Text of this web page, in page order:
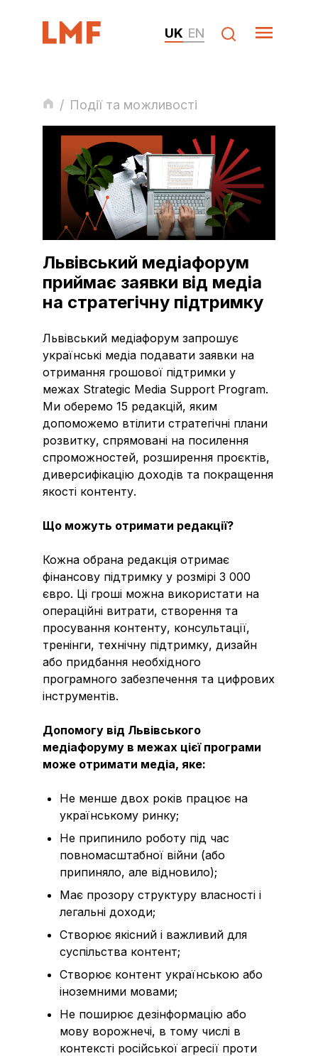
UK EN
/ Події та можливості
Львівський медіафорум
приймає заявки від медіа
на стратегічну підтримку
Львівський медіафорум запрошує
українські медіа подавати заявки на
отримання грошової підтримки у
межах Strategic Media Support Program.
Ми оберемо 15 редакцій, яким
допоможемо втілити стратегічні плани
розвитку, спрямовані на посилення
спроможностей, розширення проєктів,
диверсифікацію доходів та покращення
якості контенту.
Що можуть отримати редакції?
Кожна обрана редакція отримає
фінансову підтримку у розмірі 3 000
євро. Ці гроші можна використати на
операційні витрати, створення та
просування контенту, консультації,
тренінги, технічну підтримку, дизайн
або придбання необхідного
програмного забезпечення та цифрових
інструментів.
Допомогу від Львівського
медіафоруму в межах цієї програми
може отримати медіа, яке:
Не менше двох років працює на
українському ринку;
Не припинило роботу під час
повномасштабної війни (або
припиняло, але відновило);
Має прозору структуру власності і
легальні доходи;
Створює якісний і важливий для
суспільства контент;
Створює контент українською або
іноземними мовами;
Не поширює дезінформацію або
мову ворожнечі, в тому числі в
контексті російської агресії проти